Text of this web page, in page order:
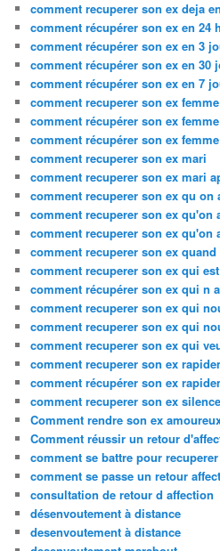
comment recuperer son ex deja
comment récupérer son ex en 24
comment récupérer son ex en 3
comment récupérer son ex en 30
comment récupérer son ex en 7
comment recuperer son ex femme
comment récupérer son ex femme
comment récupérer son ex
comment recuperer son ex mari
comment recuperer son ex mari
comment recuperer son ex qu on
comment recuperer son ex qu'on
comment recuperer son ex qu'on
comment recuperer son ex
comment recuperer son ex qui
comment récupérer son ex qui n
comment recuperer son ex qui
comment recuperer son ex qui
comment recuperer son ex qui
comment recuperer son ex
comment récupérer son ex
comment recuperer son ex
Comment rendre son ex
Comment réussir un retour
comment se battre pour
comment se passe un retour
consultation de retour d affection
désenvoutement à distance
desenvoutement à distance